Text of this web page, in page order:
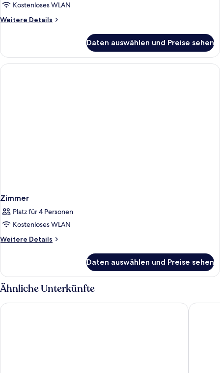
Kostenloses WLAN
Weitere Details
Weitere
Daten auswählen und Preise sehen
Zimmer
Platz für 4 Personen
Kostenloses WLAN
Weitere Details
Weitere
Daten auswählen und Preise sehen
Ähnliche Unterkünfte
PURO Kraków Kazimierz